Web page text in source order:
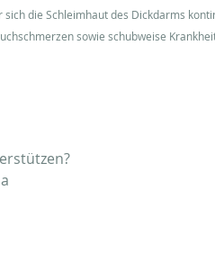
die Schleimhaut des Dickdarms
sowie schubweise